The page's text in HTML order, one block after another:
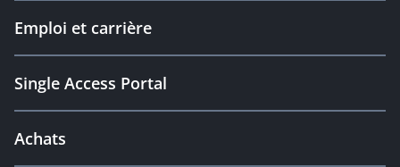
Emploi et carrière
Single Access Portal
Achats